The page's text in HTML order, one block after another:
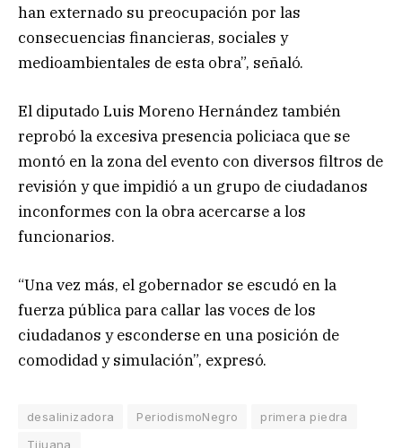
han externado su preocupación por las
consecuencias financieras, sociales y
medioambientales de esta obra”, señaló.
El diputado Luis Moreno Hernández también
reprobó la excesiva presencia policiaca que se
montó en la zona del evento con diversos filtros de
revisión y que impidió a un grupo de ciudadanos
inconformes con la obra acercarse a los
funcionarios.
“Una vez más, el gobernador se escudó en la
fuerza pública para callar las voces de los
ciudadanos y esconderse en una posición de
comodidad y simulación”, expresó.
desalinizadora PeriodismoNegro
primera piedra
Tijuana